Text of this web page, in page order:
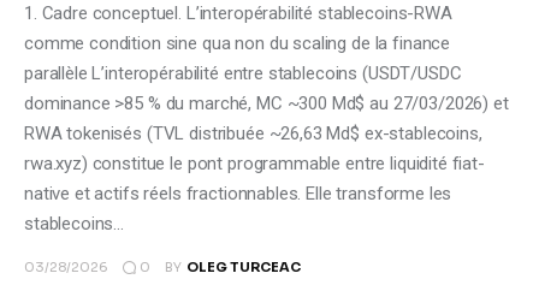
1. Cadre conceptuel. L’interopérabilité stablecoins-RWA
comme condition sine qua non du scaling de la finance
parallèle L’interopérabilité entre stablecoins (USDT/USDC
dominance >85 % du marché, MC ~300 Md$ au 27/03/2026) et
RWA tokenisés (TVL distribuée ~26,63 Md$ ex-stablecoins,
rwa.xyz) constitue le pont programmable entre liquidité fiat-
native et actifs réels fractionnables. Elle transforme les
stablecoins…
03/28/2026 0 BY OLEG TURCEAC